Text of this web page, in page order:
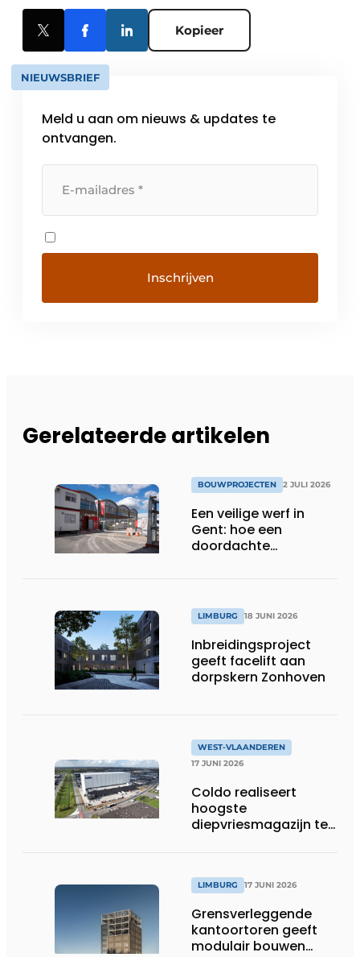
Kopieer
NIEUWSBRIEF
Meld u aan om nieuws & updates te
ontvangen.
Gerelateerde artikelen
BOUWPROJECTEN 2 JULI 2026
Een veilige werf in
Gent: hoe een
doordachte
LIMBURG 18 JUNI 2026
Inbreidingsproject
geeft facelift aan
dorpskern Zonhoven
WEST-VLAANDEREN
17 JUNI 2026
Coldo realiseert
hoogste
diepvriesmagazijn ter
duurzaamheid,
technische innovatie
en schaalgrootte
LIMBURG 17 JUNI 2026
Grensverleggende
kantoortoren geeft
modulair bouwen